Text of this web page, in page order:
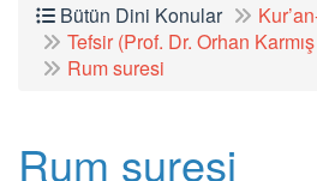
Bütün Dini Konular
Tefsir (Prof. Dr. Orhan
Rum suresi
Rum suresi